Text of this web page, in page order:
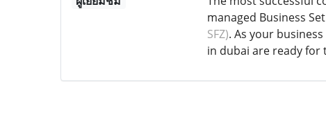
managed Business
SFZ). As your
in dubai are ready for